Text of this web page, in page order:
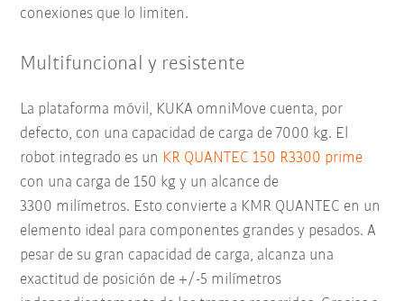
conexiones que lo limiten.
Multifuncional y resistente
La plataforma móvil, KUKA omniMove cuenta, por
defecto, con una capacidad de carga de 7000 kg. El
robot integrado es un KR QUANTEC 150 R3300 prime
con una carga de 150 kg y un alcance de
3300 milímetros. Esto convierte a KMR QUANTEC en un
elemento ideal para componentes grandes y pesados. A
pesar de su gran capacidad de carga, alcanza una
exactitud de posición de +/-5 milímetros